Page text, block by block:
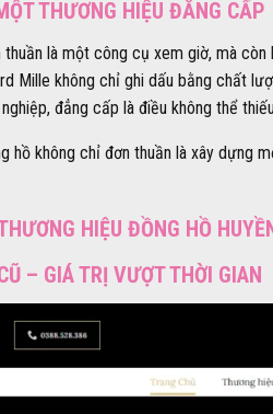
THƯƠNG HIỆU ĐẲNG CẤP
là một công cụ xem giờ, mà
Mille không chỉ ghi dấu bằng chất
đẳng cấp là điều không thể
hồ không chỉ đơn thuần là xây dựng
HIỆU ĐỒNG HỒ
– GIÁ TRỊ VƯỢT THỜI GIAN